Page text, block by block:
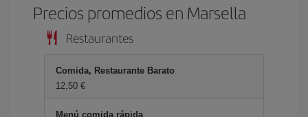
Precios promedios en Marsella
Restaurantes
Comida, Restaurante Barato
12,50 €
Menú comida rápida